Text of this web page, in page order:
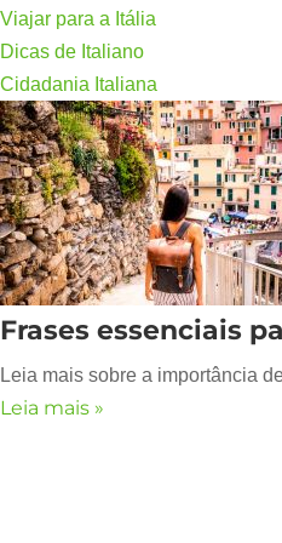
Viajar para a Itália
Dicas de Italiano
Cidadania Italiana
Frases essenciais
Leia mais sobre a importância
Leia mais »